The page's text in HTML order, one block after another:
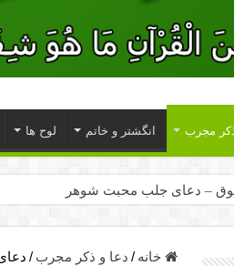
مجرب انگشتر و خاتم لوح ها
– دعای جلب محبت شوهر
– دعای یا من اظهر الجمیل برای
خانه / دعا و ذکر مجرب /